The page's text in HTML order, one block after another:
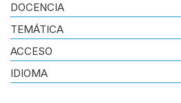
DOCENCIA
TEMÁTICA
ACCESO
IDIOMA